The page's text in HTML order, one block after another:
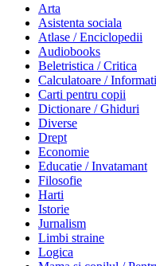
Arta
Asistenta sociala
Atlase / Enciclopedii
Audiobooks
Beletristica / Critica
Calculatoare /
Carti pentru copii
Dictionare / Ghiduri
Diverse
Drept
Economie
Educatie / Invatamant
Filosofie
Harti
Istorie
Jurnalism
Limbi straine
Logica